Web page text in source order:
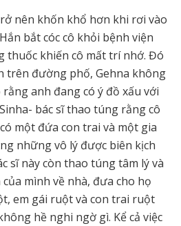
nên khốn khổ hơn khi rơi vào
bắt cóc cô khỏi bệnh viện
thuốc khiến cô mất trí nhớ. Đó
trên đường phố, Gehna không
anh đang có ý đồ xấu với
bác sĩ thao túng rằng cô
một đứa con trai và một gia
những vô lý được biên kịch
sĩ này còn thao túng tâm lý và
mình về nhà, đưa cho họ
em gái ruột và con trai ruột
hề nghi ngờ gì. Kể cả việc